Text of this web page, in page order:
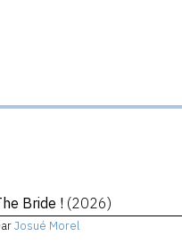
Bride ! (2026)
Josué Morel